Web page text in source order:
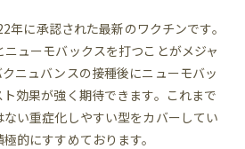
年に承認された最新のワクチンです。
ューモバックスを打つことがメジャ
ニュバンスの接種後にニューモバッ
効果が強く期待できます。これまで
い重症化しやすい型をカバーしてい
的にすすめております。